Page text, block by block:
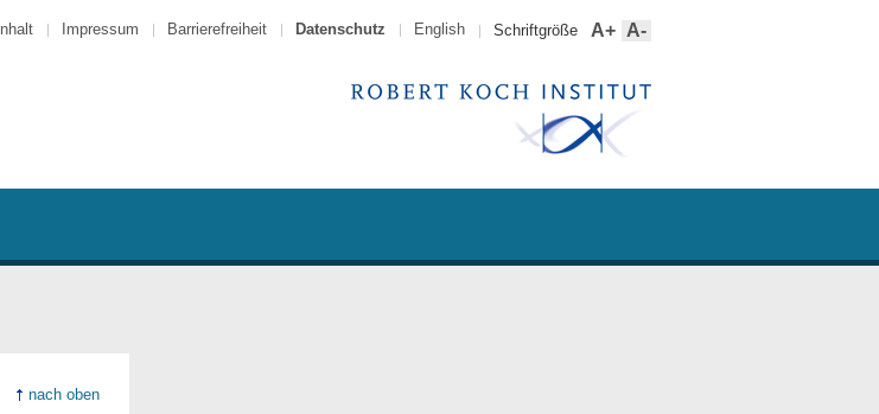
Schriftgröße A+ A-
Inhalt Impressum Barrierefreiheit Datenschutz English
nach oben